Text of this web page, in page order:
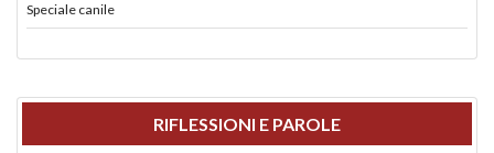
Speciale canile
RIFLESSIONI E PAROLE